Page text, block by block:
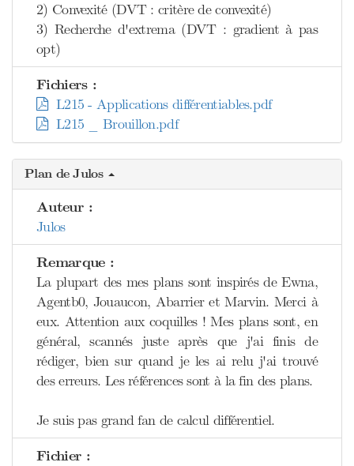
2) Convexité (DVT : critère de convexité)
3) Recherche d'extrema (DVT : gradient à pas
opt)
Fichiers :
L215 - Applications différentiables.pdf
L215 _ Brouillon.pdf
Plan de Julos
Auteur :
Julos
Remarque :
La plupart des mes plans sont inspirés de Ewna,
Agentb0, Jouaucon, Abarrier et Marvin. Merci à
eux. Attention aux coquilles ! Mes plans sont, en
général, scannés juste après que j'ai finis de
rédiger, bien sur quand je les ai relu j'ai trouvé
des erreurs. Les références sont à la fin des plans.
Je suis pas grand fan de calcul différentiel.
Fichier :